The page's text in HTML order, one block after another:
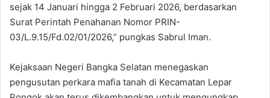
sejak 14 Januari hingga 2 Februari 2026, berdasarkan
Surat Perintah Penahanan Nomor PRIN-
03/L.9.15/Fd.02/01/2026,” pungkas Sabrul Iman.
Kejaksaan Negeri Bangka Selatan menegaskan
pengusutan perkara mafia tanah di Kecamatan Lepar